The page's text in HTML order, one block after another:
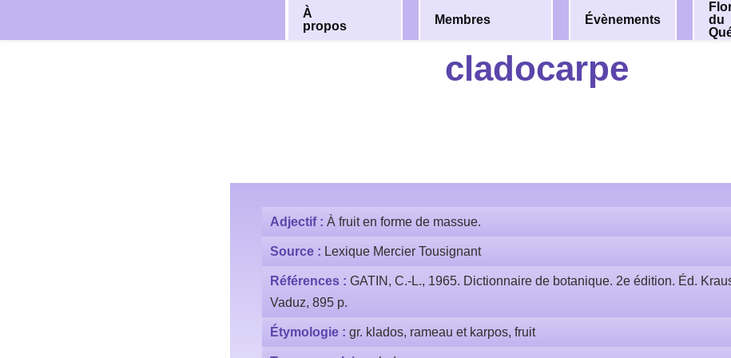
Aller
À
propos
Membres Évènements
du
cladocarpe
Adjectif : À fruit en forme de massue.
Source : Lexique Mercier Tousignant
Références : GATIN, C.-L., 1965. Dictionnaire de botanique. 2e édition. Éd.
Vaduz, 895 p.
Étymologie : gr. klados, rameau et karpos, fruit